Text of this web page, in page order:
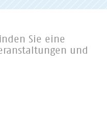
Sie eine
und